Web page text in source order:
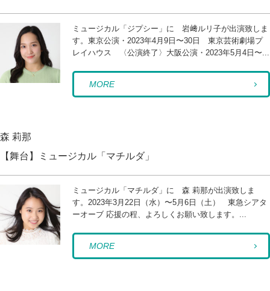
ミュージカル「ジプシー」に 岩﨑ルリ子が出演致しま
す。東京公演・2023年4月9日〜30日 東京芸術劇場プ
レイハウス 〈公演終了〉大阪公演・2023年5月4日〜...
MORE
森 莉那
【舞台】ミュージカル「マチルダ」
ミュージカル「マチルダ」に 森 莉那が出演致しま
す。2023年3月22日（水）〜5月6日（土） 東急シアタ
ーオーブ 応援の程、よろしくお願い致します。...
MORE